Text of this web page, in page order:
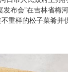
布会”在吉林省梅
重样的松子菜肴并